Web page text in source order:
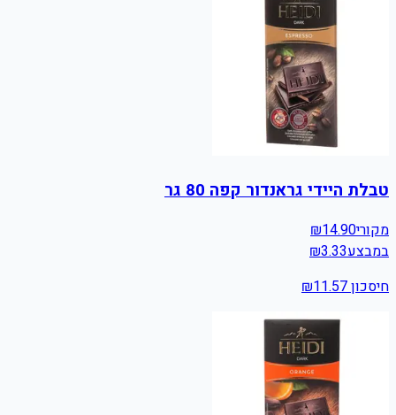
טבלת היידי גראנדור קפה 80 גר
מקורי ₪14.90
במבצע
₪3.33
חיסכון ₪11.57